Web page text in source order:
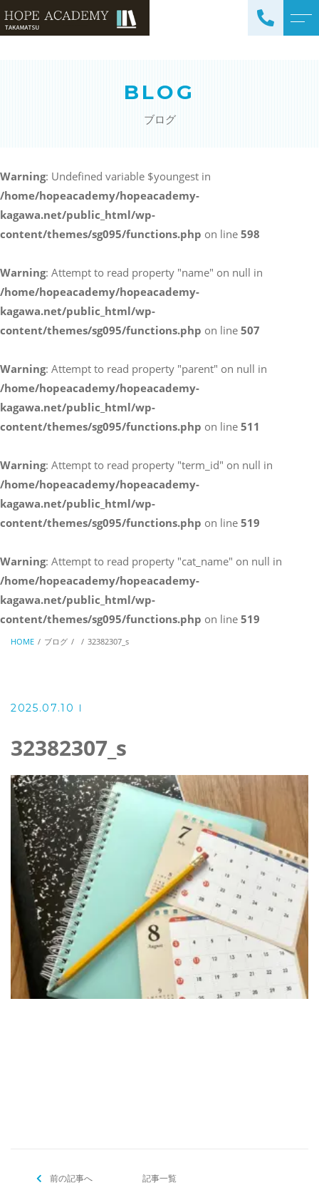
（4科目）
中学生コース（5科目）
高校生コース（3科目）
英会話コース（幼児～小学
校低学年）
087-887-7663
Webからのお問い合わせ
CONTACT
BLOG
ブログ
Warning: Undefined variable $youngest in
/home/hopeacademy/hopeacademy-
kagawa.net/public_html/wp-
content/themes/sg095/functions.php on line 598
Warning: Attempt to read property "name" on null in
/home/hopeacademy/hopeacademy-
kagawa.net/public_html/wp-
content/themes/sg095/functions.php on line 507
Warning: Attempt to read property "parent" on null in
/home/hopeacademy/hopeacademy-
kagawa.net/public_html/wp-
content/themes/sg095/functions.php on line 511
Warning: Attempt to read property "term_id" on null in
/home/hopeacademy/hopeacademy-
kagawa.net/public_html/wp-
content/themes/sg095/functions.php on line 519
Warning: Attempt to read property "cat_name" on null in
/home/hopeacademy/hopeacademy-
kagawa.net/public_html/wp-
content/themes/sg095/functions.php on line 519
HOME ブログ 32382307_s
2025.07.10
32382307_s
前の記事へ 記事一覧